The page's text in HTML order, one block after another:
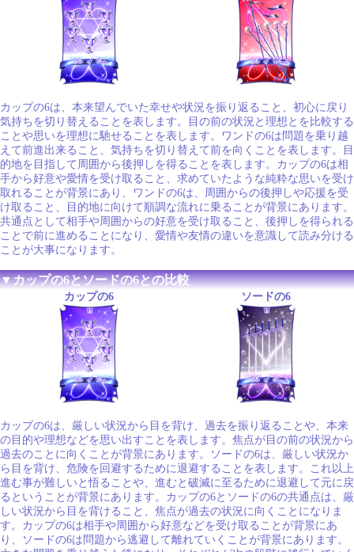
カップの6は、本来望んでいた幸せや状況を振り返ること、初心に戻り
気持ちを切り替えることを表します。目の前の状況と理想とを比較する
ことや思いを理想に馳せることを表します。ワンドの6は問題を乗り越
えて前進出来ること、気持ちを切り替えて前を向くことを表します。目
的地を目指して周囲から後押しを得ることを表します。カップの6は相
手から好意や愛情を受け取ること、求めていたような純粋な思いを受け
取れることが背景にあり、ワンドの6は、周囲からの後押しや応援を受
け取ること、目的地に向けて順調な流れに乗ることが背景にあります。
共通点として相手や周囲からの好意を受け取ること、後押しを得られる
ことで前に進めることになり、愛情や友情の違いを意識して読み分ける
ことが大事になります。
▼カップの6とソードの6との比較
カップの6 ソードの6
カップの6は、厳しい状況から目を背け、過去を振り返ることや、本来
の目的や理想などを思い出すことを表します。焦点が目の前の状況から
過去のことに向くことが背景にあります。ソードの6は、厳しい状況か
ら目を背け、危険を回避するために退避することを表します。これ以上
進む事が難しいと悟ることや、進むと破滅に至るために退避して元に戻
るということが背景にあります。カップの6とソードの6の共通点は、厳
しい状況から目を背けること、焦点が過去の状況に向くことになりま
す。カップの6は相手や周囲から好意などを受け取ることが背景にあ
り、ソードの6は問題から逃避して離れていくことが背景にあります。